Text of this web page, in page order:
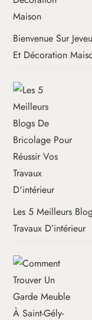
Bienvenue Sur
Et Décoration
Les 5 Meilleurs
Travaux D’intérieur